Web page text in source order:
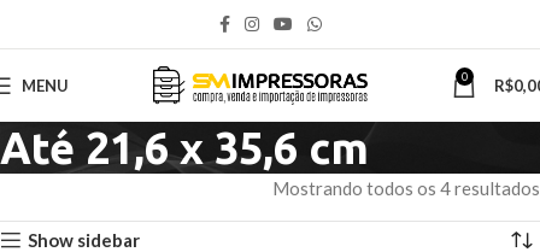
MENU 0 R$
Até 21,6 x 35,6 cm
Mostrando todos os 4 resultados
Show sidebar